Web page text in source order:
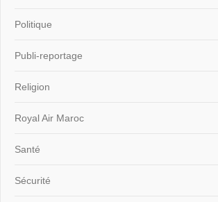
Politique
Publi-reportage
Religion
Royal Air Maroc
Santé
Sécurité